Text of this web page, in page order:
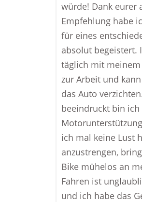
würde! Dank eurer
Empfehlung habe
für eines
absolut begeistert.
täglich mit meinem
zur Arbeit und
das Auto
beeindruckt bin ich
ich mal keine Lust
anzustrengen,
Bike mühelos an
Fahren ist
und ich habe das